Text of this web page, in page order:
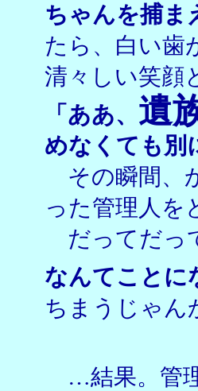
ちゃんを捕ま
たら、白い歯
清々しい笑顔
「ああ、 遺
めなくても別
その瞬間、
った管理人を
だってだっ
なんてことに
ちまうじゃん
…結果。管理